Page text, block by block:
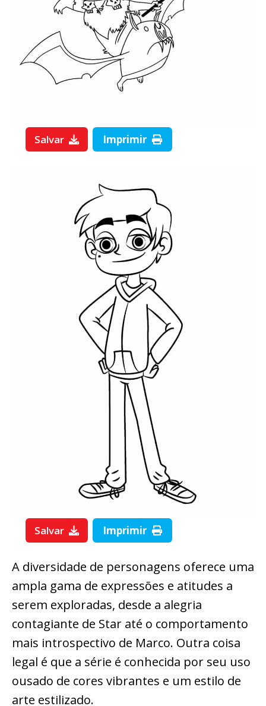
Salvar Imprimir
Salvar Imprimir
A diversidade de personagens oferece uma
ampla gama de expressões e atitudes a
serem exploradas, desde a alegria
contagiante de Star até o comportamento
mais introspectivo de Marco. Outra coisa
legal é que a série é conhecida por seu uso
ousado de cores vibrantes e um estilo de
arte estilizado.